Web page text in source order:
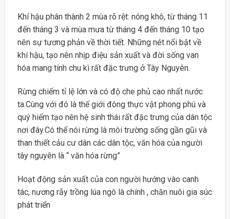
Khí hậu phân thành 2 mùa rõ rệt: nóng khô, từ tháng 11
đến tháng 3 và mùa mưa từ tháng 4 đến tháng 10 tạo
nên sự tương phản về thời tiết. Những nét nổi bật về
khí hậu, tạo nên nhịp điệu sản xuất và đời sống van
hóa mang tính chu kì rất đặc trưng ở Tây Nguyên.
Rừng chiếm tỉ lệ lớn và có độ che phủ cao nhất nước
ta.Cùng với đó là thế giới đông thực vật phong phú và
quý hiếm tạo nên hệ sinh thái rất đặc trưng của dân tộc
nơi đây.Có thể nói rừng là môi trường sống gần gũi và
than thiết cảu cư dân các dân tộc, văn hóa của người
tây nguyên là “ văn hóa rừng”
Hoạt động sản xuất của con người hướng vào canh
tác, nương rẫy trồng lúa ngô là chính , chăn nuôi gia súc
phát triển